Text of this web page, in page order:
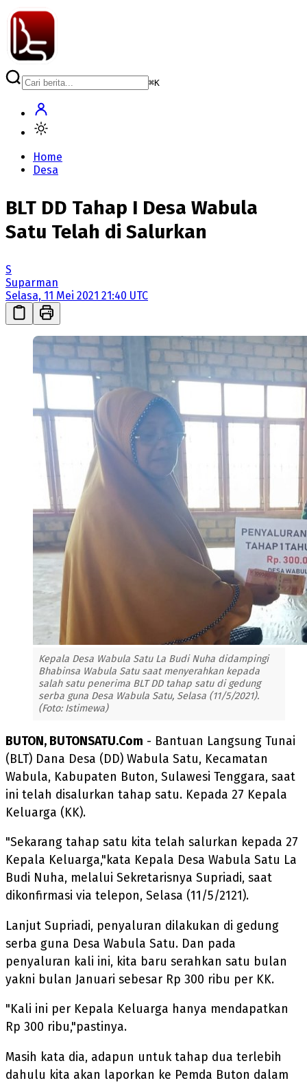
⌘K
Home
Desa
BLT DD Tahap I Desa Wabula
Satu Telah di Salurkan
S
Suparman
Selasa, 11 Mei 2021 21:40 UTC
Kepala Desa Wabula Satu La Budi Nuha didampingi
Bhabinsa Wabula Satu saat menyerahkan kepada
salah satu penerima BLT DD tahap satu di gedung
serba guna Desa Wabula Satu, Selasa (11/5/2021).
(Foto: Istimewa)
BUTON, BUTONSATU.Com - Bantuan Langsung Tunai
(BLT) Dana Desa (DD) Wabula Satu, Kecamatan
Wabula, Kabupaten Buton, Sulawesi Tenggara, saat
ini telah disalurkan tahap satu. Kepada 27 Kepala
Keluarga (KK).
"Sekarang tahap satu kita telah salurkan kepada 27
Kepala Keluarga,"kata Kepala Desa Wabula Satu La
Budi Nuha, melalui Sekretarisnya Supriadi, saat
dikonfirmasi via telepon, Selasa (11/5/2121).
Lanjut Supriadi, penyaluran dilakukan di gedung
serba guna Desa Wabula Satu. Dan pada
penyaluran kali ini, kita baru serahkan satu bulan
yakni bulan Januari sebesar Rp 300 ribu per KK.
"Kali ini per Kepala Keluarga hanya mendapatkan
Rp 300 ribu,"pastinya.
Masih kata dia, adapun untuk tahap dua terlebih
dahulu kita akan laporkan ke Pemda Buton dalam